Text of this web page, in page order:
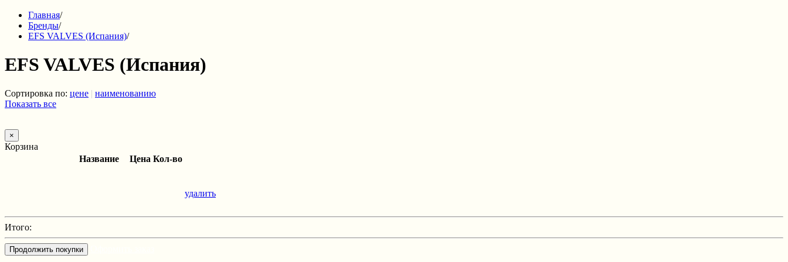
Главная/
Бренды/
EFS VALVES (Испания)/
EFS VALVES (Испания)
Сортировка по: цене | наименованию
Показать все
×
Корзина
Название
Цена Кол-во
удалить
Итого:
Продолжить покупки